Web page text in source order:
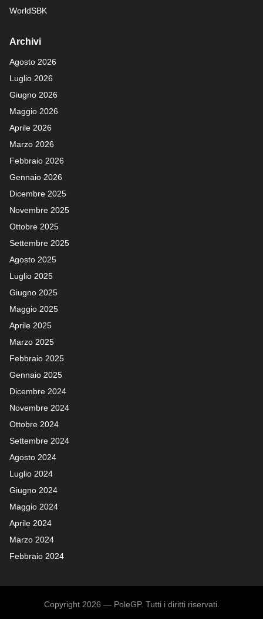
WorldSBK
Archivi
Agosto 2026
Luglio 2026
Giugno 2026
Maggio 2026
Aprile 2026
Marzo 2026
Febbraio 2026
Gennaio 2026
Dicembre 2025
Novembre 2025
Ottobre 2025
Settembre 2025
Agosto 2025
Luglio 2025
Giugno 2025
Maggio 2025
Aprile 2025
Marzo 2025
Febbraio 2025
Gennaio 2025
Dicembre 2024
Novembre 2024
Ottobre 2024
Settembre 2024
Agosto 2024
Luglio 2024
Giugno 2024
Maggio 2024
Aprile 2024
Marzo 2024
Febbraio 2024
Copyright 2026 — PoleGP. Tutti i diritti riservati.